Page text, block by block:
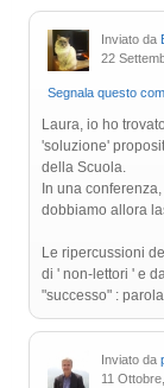
Inviato da
22
Segnala questo
Laura, io ho
'soluzione'
della Scuola.
In una
dobbiamo allora
Le ripercussioni
di ' non-lettori ' e
"successo" :
Inviato da
11